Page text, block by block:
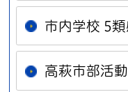
市内学校 5
高萩市部活